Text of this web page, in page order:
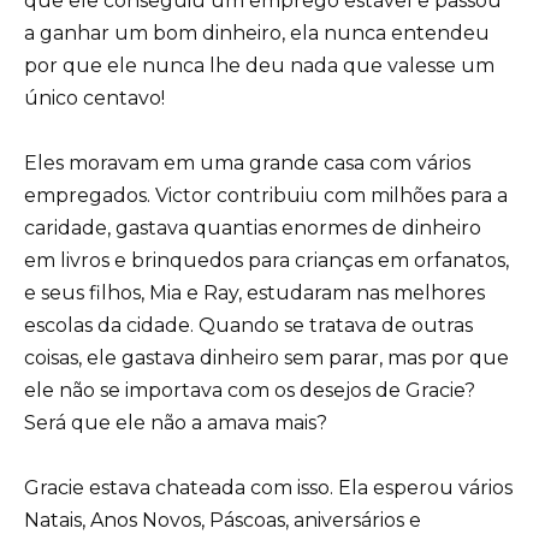
a ganhar um bom dinheiro, ela nunca entendeu
por que ele nunca lhe deu nada que valesse um
único centavo!
Eles moravam em uma grande casa com vários
empregados. Victor contribuiu com milhões para a
caridade, gastava quantias enormes de dinheiro
em livros e brinquedos para crianças em orfanatos,
e seus filhos, Mia e Ray, estudaram nas melhores
escolas da cidade. Quando se tratava de outras
coisas, ele gastava dinheiro sem parar, mas por que
ele não se importava com os desejos de Gracie?
Será que ele não a amava mais?
Gracie estava chateada com isso. Ela esperou vários
Natais, Anos Novos, Páscoas, aniversários e